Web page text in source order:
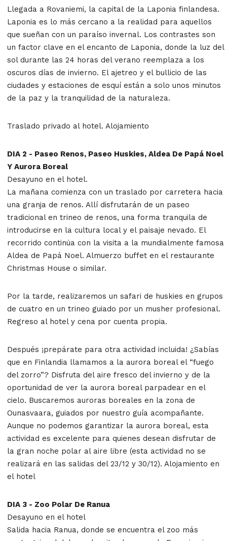
Llegada a Rovaniemi, la capital de la Laponia finlandesa.
Laponia es lo más cercano a la realidad para aquellos
que sueñan con un paraíso invernal. Los contrastes son
un factor clave en el encanto de Laponia, donde la luz del
sol durante las 24 horas del verano reemplaza a los
oscuros días de invierno. El ajetreo y el bullicio de las
ciudades y estaciones de esquí están a solo unos minutos
de la paz y la tranquilidad de la naturaleza.
Traslado privado al hotel. Alojamiento
DIA 2 - Paseo Renos, Paseo Huskies, Aldea De Papá Noel
Y Aurora Boreal
Desayuno en el hotel.
La mañana comienza con un traslado por carretera hacia
una granja de renos. Allí disfrutarán de un paseo
tradicional en trineo de renos, una forma tranquila de
introducirse en la cultura local y el paisaje nevado. El
recorrido continúa con la visita a la mundialmente famosa
Aldea de Papá Noel. Almuerzo buffet en el restaurante
Christmas House o similar.
Por la tarde, realizaremos un safari de huskies en grupos
de cuatro en un trineo guiado por un musher profesional.
Regreso al hotel y cena por cuenta propia.
Después ¡prepárate para otra actividad incluida! ¿Sabías
que en Finlandia llamamos a la aurora boreal el “fuego
del zorro”? Disfruta del aire fresco del invierno y de la
oportunidad de ver la aurora boreal parpadear en el
cielo. Buscaremos auroras boreales en la zona de
Ounasvaara, guiados por nuestro guía acompañante.
Aunque no podemos garantizar la aurora boreal, esta
actividad es excelente para quienes desean disfrutar de
la gran noche polar al aire libre (esta actividad no se
realizará en las salidas del 23/12 y 30/12). Alojamiento en
el hotel
DIA 3 - Zoo Polar De Ranua
Desayuno en el hotel
Salida hacia Ranua, donde se encuentra el zoo más